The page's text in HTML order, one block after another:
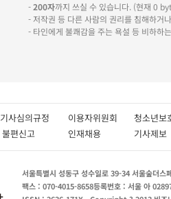
-200자까지 쓰실 수 있습니다. (현재 0
- 저작권 등 다른 사람의 권리를 침해하거
- 타인에게 불쾌감을 주는 욕설 등 비하하
기사심의규정 이용자위원회 청소년
불편신고 인재채용 기사
서울특별시 성동구 성수일로 39-34 서울숲더
팩스 : 070-4015-8658등록번호 : 서울 아